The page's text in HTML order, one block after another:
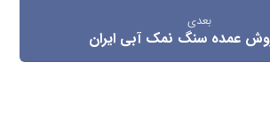
بعدی
عمده سنگ نمک آبی ایران